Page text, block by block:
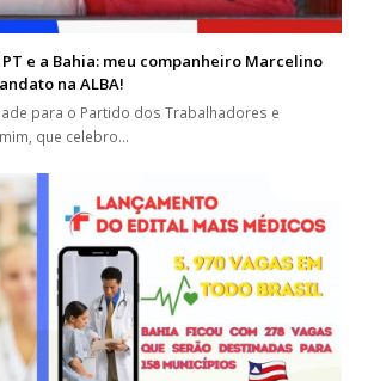
e a Bahia: meu companheiro Marcelino
na ALBA!
para o Partido dos Trabalhadores e
que celebro…